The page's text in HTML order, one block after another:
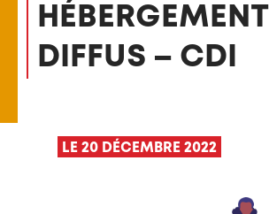
HÉBERGEMENT
DIFFUS – CDI
LE 20 DÉCEMBRE 2022